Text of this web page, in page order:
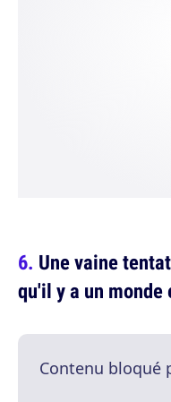
Une vaine
qu'il y a un monde
Contenu bloqué